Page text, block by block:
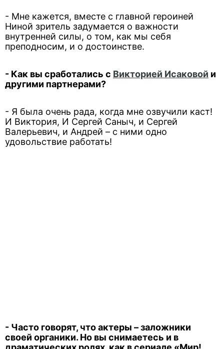
- Мне кажется, вместе с главной героиней
Ниной зритель задумается о важности
внутренней силы, о том, как мы себя
преподносим, и о достоинстве.
- Как вы сработались с Викторией Исаковой и
другими партнерами?
- Я была очень рада, когда мне озвучили каст!
И Виктория, И Сергей Саныч, и Сергей
Валерьевич, и Андрей – с ними одно
удовольствие работать!
- Часто говорят, что актеры – заложники
своей органики. Но вы снимаетесь и в